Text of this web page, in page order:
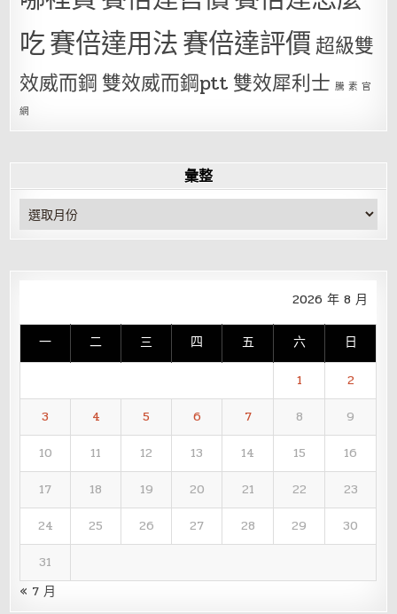
吃賽倍達用法賽倍達評價超級雙
效威而鋼 雙效威而鋼ptt 雙效犀利士 騰 素 官
網
彙整
彙
整
2026 年 8 月
一 二 三 四 五 六 日
1
2
3
4 5 6 7 8
9
10
11 12 13 14 15
16
17
18 19 20 21 22
23
24
25 26 27 28 29
30
31
« 7 月